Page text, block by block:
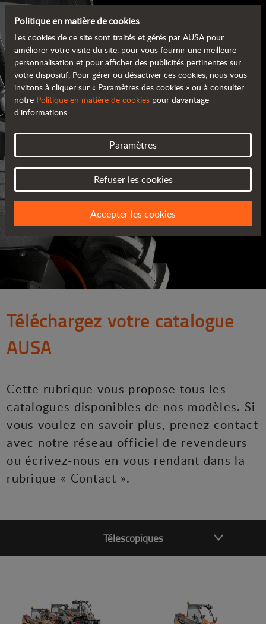
CATALOGUES AUSA
TOUS LES RENSEIGNEMENTS
DONT VOUS AVEZ BESOIN
Téléchargez votre catalogue
AUSA
Cette rubrique vous propose tous les
catalogues disponibles de nos modèles. Si
vous voulez en savoir plus, prenez contact
avec notre réseau officiel de revendeurs
ou écrivez-nous en vous rendant dans la
rubrique « Contact ».
Télescopiques
Politique en matière de cookies
Les cookies de ce site sont traités et gérés par AUSA pour
améliorer votre visite du site, pour vous fournir une meilleure
personnalisation et pour afficher des publicités pertinentes sur
votre dispositif. Pour gérer ou désactiver ces cookies, nous vous
invitons à cliquer sur « Paramètres des cookies » ou à consulter
notre Politique en matière de cookies pour davantage
d'informations.
Paramètres
Refuser les cookies
Accepter les cookies